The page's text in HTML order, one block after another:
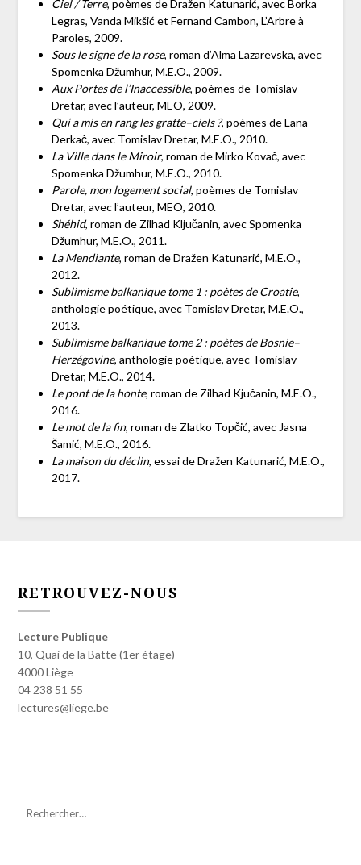
Ciel / Terre, poèmes de Dražen Katunarić, avec Borka
Legras, Vanda Mikšić et Fernand Cambon, L’Arbre à
Paroles, 2009.
Sous le signe de la rose, roman d’Alma Lazarevska, avec
Spomenka Džumhur, M.E.O., 2009.
Aux Portes de l’Inaccessible, poèmes de Tomislav
Dretar, avec l’auteur, MEO, 2009.
Qui a mis en rang les gratte–ciels ?, poèmes de Lana
Derkač, avec Tomislav Dretar, M.E.O., 2010.
La Ville dans le Miroir, roman de Mirko Kovač, avec
Spomenka Džumhur, M.E.O., 2010.
Parole, mon logement social, poèmes de Tomislav
Dretar, avec l’auteur, MEO, 2010.
Shéhid, roman de Zilhad Ključanin, avec Spomenka
Džumhur, M.E.O., 2011.
La Mendiante, roman de Dražen Katunarić, M.E.O.,
2012.
Sublimisme balkanique tome 1 : poètes de Croatie,
anthologie poétique, avec Tomislav Dretar, M.E.O.,
2013.
Sublimisme balkanique tome 2 : poètes de Bosnie–
Herzégovine, anthologie poétique, avec Tomislav
Dretar, M.E.O., 2014.
Le pont de la honte, roman de Zilhad Kjučanin, M.E.O.,
2016.
Le mot de la fin, roman de Zlatko Topčić, avec Jasna
Šamić, M.E.O., 2016.
La maison du déclin, essai de Dražen Katunarić, M.E.O.,
2017.
RETROUVEZ-NOUS
Lecture Publique
10, Quai de la Batte (1er étage)
4000 Liège
04 238 51 55
lectures@liege.be